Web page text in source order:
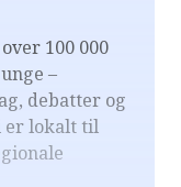
100 000
–
debatter og
er lokalt til